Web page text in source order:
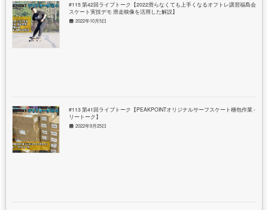
#115 第42回ライブトーク【2022滑らなくても上手くなるオフトレ講習福島会場
スケート実技デモ 滑走映像を活用した解説】
2022年10月5日
#113 第41回ライブトーク【PEAKPOINTオリジナルサーフスケート梱包作業 - フ
リートーク】
2022年9月25日